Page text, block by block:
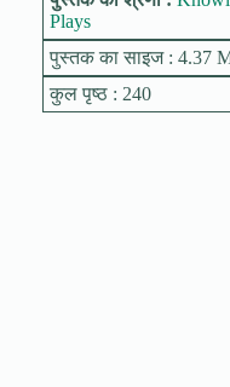
Plays
पुस्तक का साइज : 4.37
कुल पृष्ठ : 240